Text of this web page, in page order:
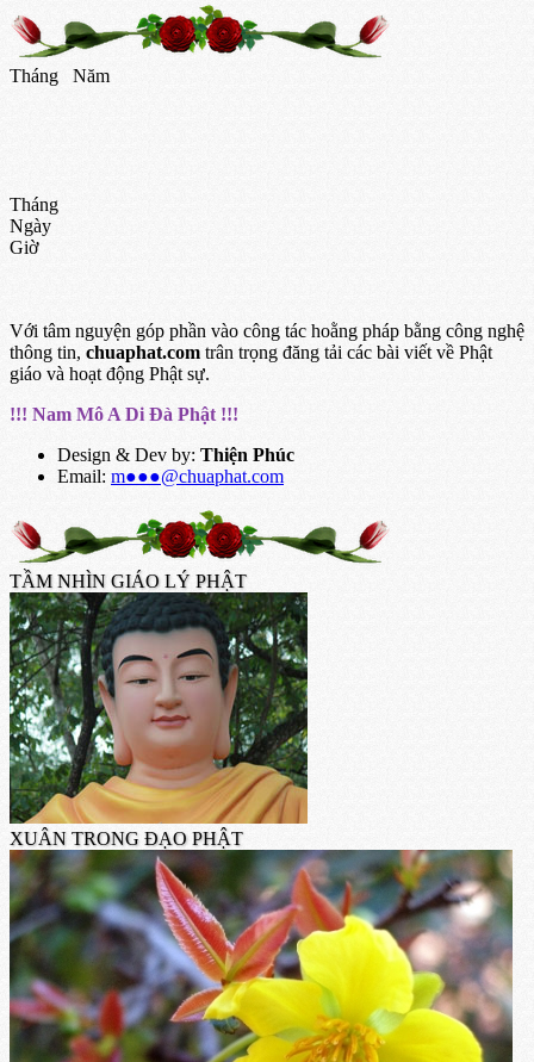
Tháng Năm
Tháng
Ngày
Giờ
Với tâm nguyện góp phần vào công tác hoằng pháp bằng công nghệ
thông tin, chuaphat.com trân trọng đăng tải các bài viết về Phật
giáo và hoạt động Phật sự.
!!! Nam Mô A Di Đà Phật !!!
Design & Dev by: Thiện Phúc
Email: m●●●@chuaphat.com
TẦM NHÌN GIÁO LÝ PHẬT
XUÂN TRONG ĐẠO PHẬT